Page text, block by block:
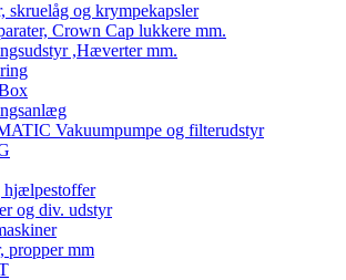
skruelåg og krympekapsler
Crown Cap lukkere mm.
,Hæverter mm.
Vakuumpumpe og filterudstyr
og div. udstyr
propper mm